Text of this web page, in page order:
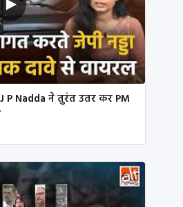
P Nadda ने तुरंत उतर कर PM